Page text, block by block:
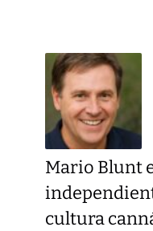
Mario Blunt
cultura